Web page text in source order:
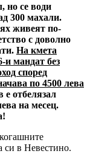
но се води
300 махали.
живеят по-
с доволно
На кмета
мандат без
според
по 4500 лева
е отбелязал
на месец.
си в Невестино.